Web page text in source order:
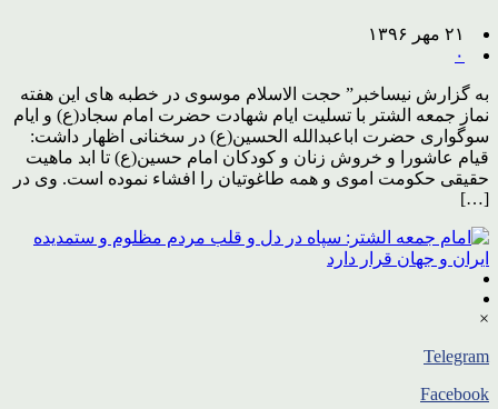
۲۱ مهر ۱۳۹۶
۰
به گزارش نیساخبر” حجت الاسلام موسوی در خطبه های این هفته
نماز جمعه الشتر با تسلیت ایام شهادت حضرت امام سجاد(ع) و ایام
سوگواری حضرت اباعبدالله الحسین(ع) در سخنانی اظهار داشت:
قیام عاشورا و خروش زنان و کودکان امام حسین(ع) تا ابد ماهیت
حقیقی حکومت اموی و همه طاغوتیان را افشاء نموده است. وی در
[…]
×
Telegram
Facebook